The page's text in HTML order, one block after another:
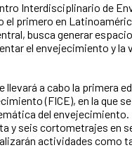
Interdisciplinario de
el primero en
busca generar
el envejecimiento y la
llevará a cabo la primera
(FICE), en la que
del envejecimiento.
y seis cortometrajes en
actividades como